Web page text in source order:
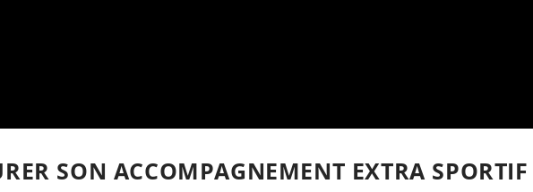
SON ACCOMPAGNEMENT EXTRA SPORTIF